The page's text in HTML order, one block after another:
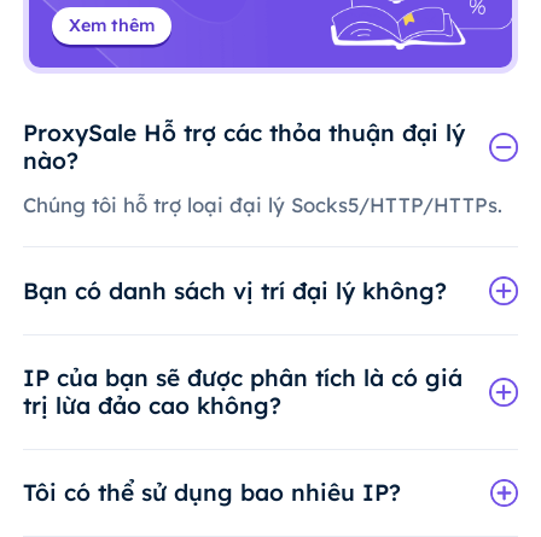
Xem thêm
ProxySale Hỗ trợ các thỏa thuận đại lý
nào?
Chúng tôi hỗ trợ loại đại lý Socks5/HTTP/HTTPs.
Bạn có danh sách vị trí đại lý không?
IP của bạn sẽ được phân tích là có giá
trị lừa đảo cao không?
Tôi có thể sử dụng bao nhiêu IP?